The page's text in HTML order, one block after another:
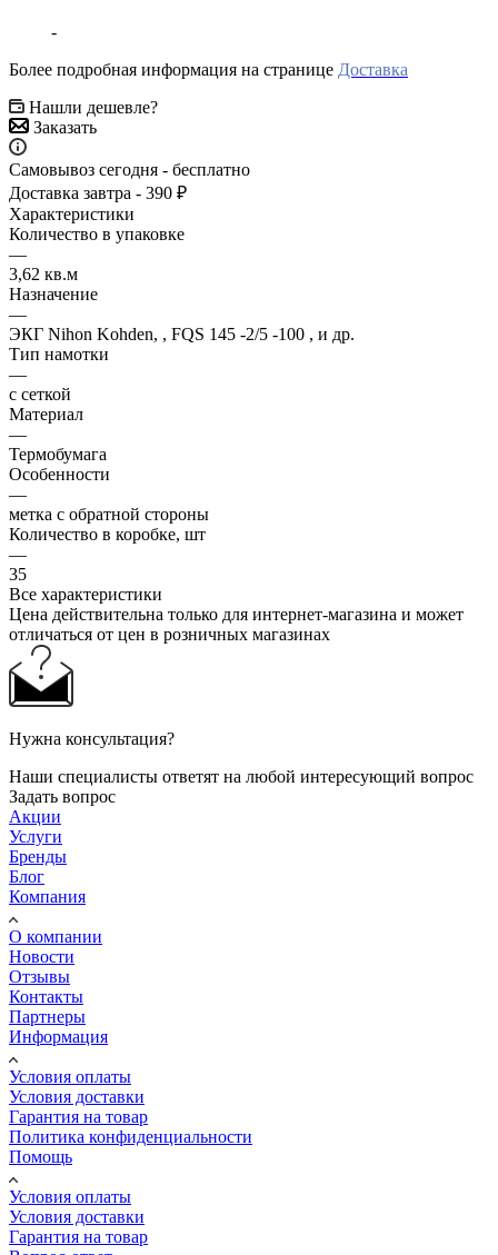
-
Более подробная информация на странице Доставка
Нашли дешевле?
Заказать
Самовывоз сегодня - бесплатно
Доставка завтра - 390 ₽
Характеристики
Количество в упаковке
—
3,62 кв.м
Назначение
—
ЭКГ Nihon Kohden, , FQS 145 -2/5 -100 , и др.
Тип намотки
—
с сеткой
Материал
—
Термобумага
Особенности
—
метка с обратной стороны
Количество в коробке, шт
—
35
Все характеристики
Цена действительна только для интернет-магазина и может
отличаться от цен в розничных магазинах
Нужна консультация?
Наши специалисты ответят на любой интересующий вопрос
Задать вопрос
Акции
Услуги
Бренды
Блог
Компания
О компании
Новости
Отзывы
Контакты
Партнеры
Информация
Условия оплаты
Условия доставки
Гарантия на товар
Политика конфиденциальности
Помощь
Условия оплаты
Условия доставки
Гарантия на товар